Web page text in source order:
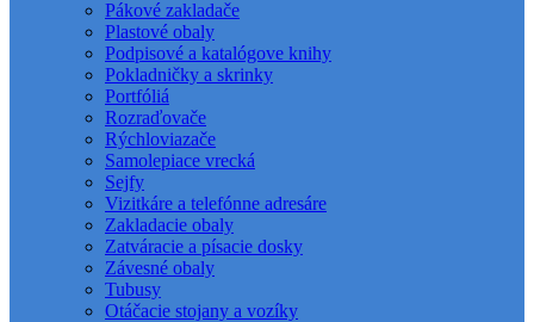
Pákové zakladače
Plastové obaly
Podpisové a katalógove knihy
Pokladničky a skrinky
Portfóliá
Rozraďovače
Rýchloviazače
Samolepiace vrecká
Sejfy
Vizitkáre a telefónne adresáre
Zakladacie obaly
Zatváracie a písacie dosky
Závesné obaly
Tubusy
Otáčacie stojany a vozíky